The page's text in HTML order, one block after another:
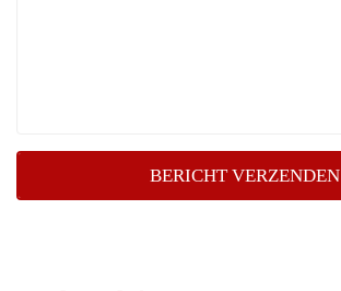
BERICHT VERZENDEN